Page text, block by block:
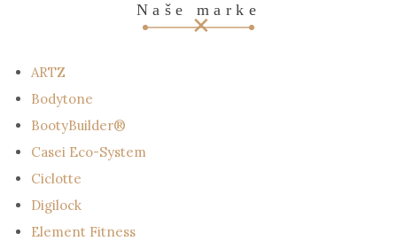
Naše marke
ARTZ
Bodytone
BootyBuilder®
Casei Eco-System
Ciclotte
Digilock
Element Fitness